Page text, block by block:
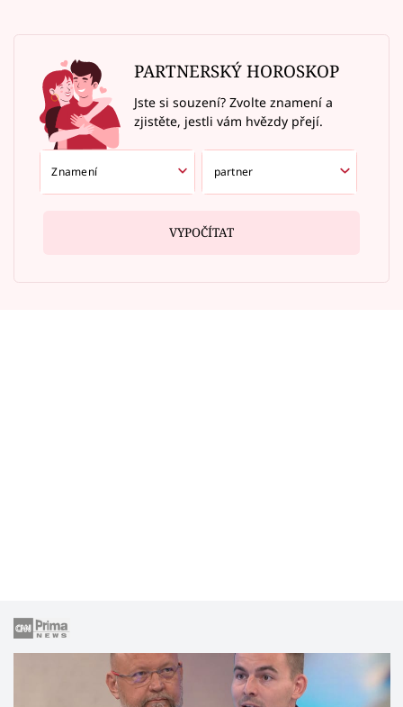
PARTNERSKÝ HOROSKOP
Jste si souzení? Zvolte znamení a
zjistěte, jestli vám hvězdy přejí.
VYPOČÍTAT